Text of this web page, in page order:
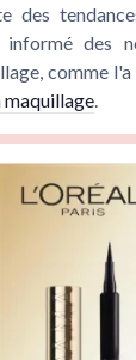
des
informé des
comme
maquillage